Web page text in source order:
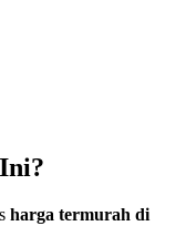
harga termurah di